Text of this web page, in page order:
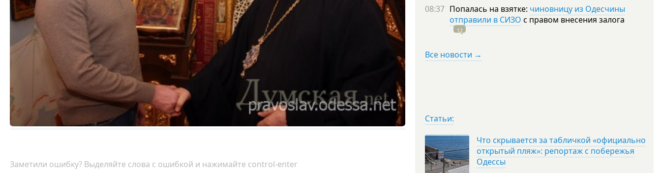
Заметили ошибку? Выделяйте слова с ошибкой и нажимайте control-enter
08:37 Попалась на взятке: чиновницу из Одесчины
отправили в СИЗО с правом внесения залога
12
Все новости →
Статьи:
Что скрывается за табличкой «официально
открытый пляж»: репортаж с побережья
Одессы